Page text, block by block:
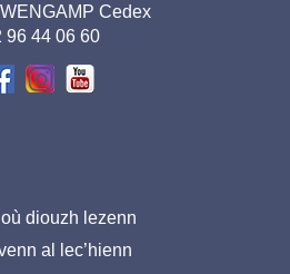
Cedex
96 44 06 60
diouzh lezenn
al lec’hienn